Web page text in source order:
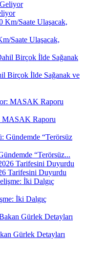
Saate Ulaşacak,
Birçok İlde Sağanak ve
MASAK Raporu
“Terörsüz...
Tarifesini Duyurdu
İki Dalgıç
Gürlek Detayları